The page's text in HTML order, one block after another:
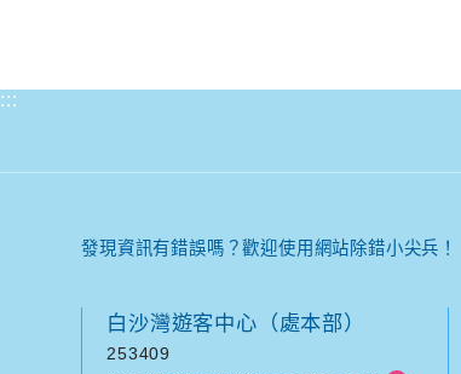
:::
發現資訊有錯誤嗎？歡迎使用網站除錯小尖兵！
白沙灣遊客中心（處本部）
253409